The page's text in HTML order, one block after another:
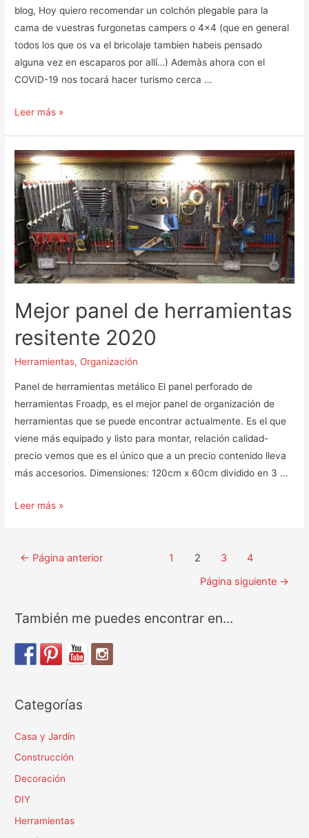
blog, Hoy quiero recomendar un colchón plegable para la
cama de vuestras furgonetas campers o 4×4 (que en general
todos los que os va el bricolaje tambien habeis pensado
alguna vez en escaparos por allí…) Ademàs ahora con el
COVID-19 nos tocará hacer turismo cerca …
Colchón
Leer más »
Mejor panel de herramientas
resitente 2020
Herramientas,Organización
Panel de herramientas metálico El panel perforado de
herramientas Froadp, es el mejor panel de organización de
herramientas que se puede encontrar actualmente. Es el que
viene más equipado y listo para montar, relación calidad-
precio vemos que es el único que a un precio contenido lleva
más accesorios. Dimensiones: 120cm x 60cm dividido en 3 …
Mejor
herramientas
Leer más »
Paginación
← Página anterior 1 2 3
4
Página siguiente →
También me puedes encontrar en...
Categorías
Casa y Jardín
Construcción
Decoración
DIY
Herramientas